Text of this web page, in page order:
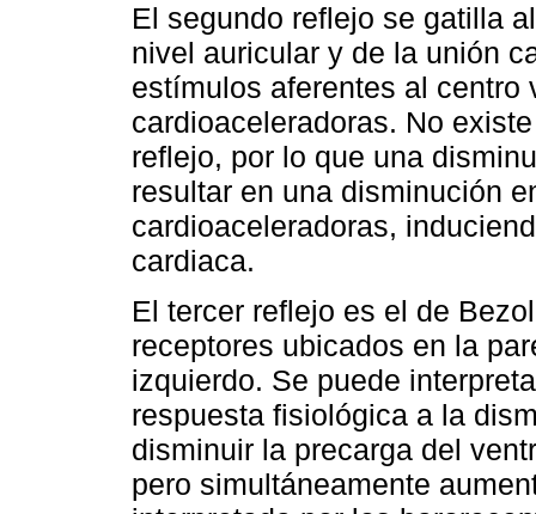
El segundo reflejo se gatilla
nivel auricular y de la unión
estímulos aferentes al centro
cardioaceleradoras. No
reflejo, por lo que una
resultar en una disminución
cardioaceleradoras,
cardiaca.
El tercer reflejo es el de
receptores ubicados en la
izquierdo. Se puede
respuesta fisiológica a la
disminuir la precarga del
pero simultáneamente